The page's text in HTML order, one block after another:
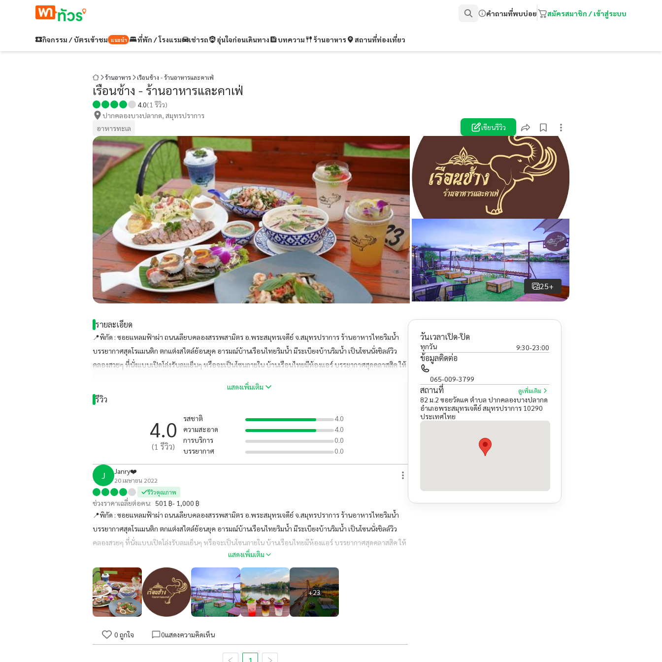
คำถามที่พบบ่อย สมัครสมาชิก / เข้าสู่ระบบ
กิจกรรม / บัตรเข้าชม แนะนำ ที่พัก / โรงแรม เช่ารถ อุ่นใจก่อนเดินทาง บทความ ร้านอาหาร สถานที่ท่องเที่ยว
ร้านอาหาร เรือนช้าง - ร้านอาหารและคาเฟ่
เรือนช้าง - ร้านอาหารและคาเฟ่
4.0(1 รีวิว)
ปากคลองบางปลากด, สมุทรปราการ
อาหารทะเล
เขียนรีวิว
25+
รายละเอียด
📍พิกัด : ซอยเเหลมฟ้าผ่า ถนนเลียบคลองสรรพสามิตร อ.พระสมุทรเจดีย์ จ.สมุทรปราการ ร้านอาหารไทยริมน้ำ
บรรยากาศสุดโรแมนติก ตกแต่งสไตล์ย้อนยุค อารมณ์บ้านเรือนไทยริมน้ำ มีระเบียงบ้านริมน้ำ เป็นโซนนั่งชิลล์วิว
คลองสวยๆ ที่นั่งแบบเปิดโล่งรับลมเย็นๆ หรือจะเป็นโซนภายใน บ้านเรือนไทยมีห้องแอร์ บรรยากาศสุดคลาสสิค ให้
เลี้ยง จัดงานแต่งงาน จัดงานวันเกิด งานเลี้ยงรุ่น งานเลี้ยงบริษัท มีทั้งแบบเหมาร้าน
แสดงเพิ่มเติม
รีวิว
4.0
(1 รีวิว)
รสชาติ
4.0
ความสะอาด
4.0
การบริการ
0.0
บรรยากาศ
0.0
J Janry❤️
20 เมษายน 2022
รีวิวคุณภาพ
ช่วงราคาเฉลี่ยต่อคน: 501 ฿- 1,000 ฿
📍พิกัด : ซอยเเหลมฟ้าผ่า ถนนเลียบคลองสรรพสามิตร อ.พระสมุทรเจดีย์ จ.สมุทรปราการ ร้านอาหารไทยริมน้ำ
บรรยากาศสุดโรแมนติก ตกแต่งสไตล์ย้อนยุค อารมณ์บ้านเรือนไทยริมน้ำ มีระเบียงบ้านริมน้ำ เป็นโซนนั่งชิลล์วิว
คลองสวยๆ ที่นั่งแบบเปิดโล่งรับลมเย็นๆ หรือจะเป็นโซนภายใน บ้านเรือนไทยมีห้องแอร์ บรรยากาศสุดคลาสสิค ให้
ลูกค้าได้ทานอาหารพร้อมชมบ้านสวยๆ มีของสะสมไทยโบราณและมุมให้ถ่ายรูปมากมาย ทางร้านยังมีบริการรับจัด
เลี้ยง จัดงานแต่งงาน จัดงานวันเกิด งานเลี้ยงรุ่น งานเลี้ยงบริษัท มีทั้งแบบเหมาร้าน
แสดงเพิ่มเติม
+23
0 ถูกใจ 0แสดงความคิดเห็น
1
วันเวลาเปิด-ปิด
ทุกวัน 9:30-23:00
ข้อมูลติดต่อ
065-009-3799
สถานที่ ดูเพิ่มเติม
82 ม.2 ซอยวัดแค ตำบล ปากคลองบางปลากด
อำเภอพระสมุทรเจดีย์ สมุทรปราการ 10290
ประเทศไทย